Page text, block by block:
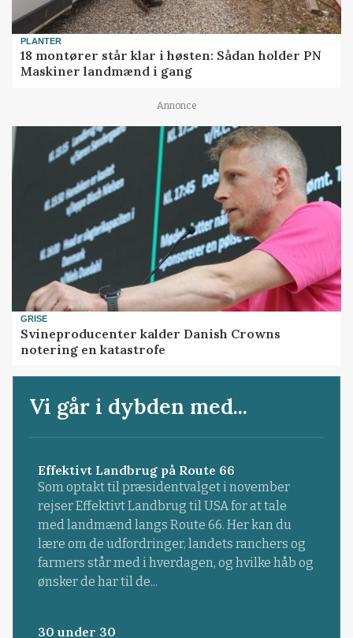
PLANTER
18 montører står klar i høsten: Sådan holder PN
Maskiner landmænd i gang
Annonce
GRISE
Svineproducenter kalder Danish Crowns
notering en katastrofe
Vi går i dybden med...
Effektivt Landbrug på Route 66
Som optakt til præsidentvalget i november
rejser Effektivt Landbrug til USA for at tale
med landmænd langs Route 66. Her kan du
lære om de udfordringer, landets ranchers og
farmers står med i hverdagen, og hvilke håb og
ønsker de har til de...
30 under 30